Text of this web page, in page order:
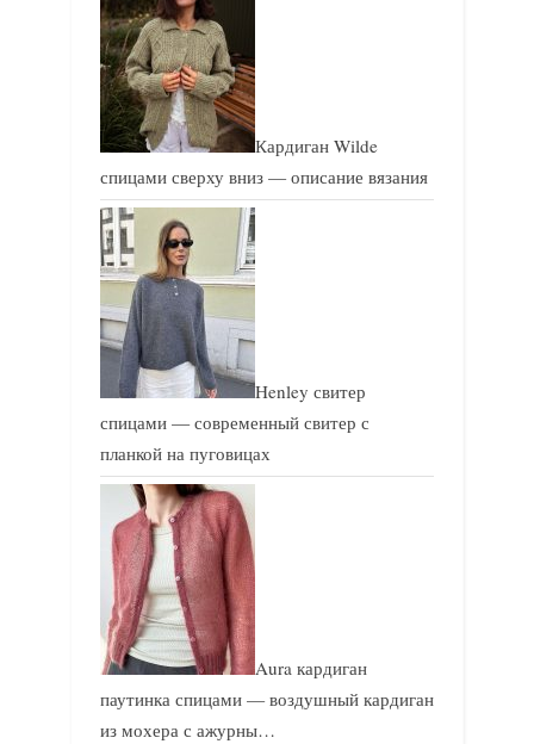
Кардиган Wilde
спицами сверху вниз — описание вязания
Henley свитер
спицами — современный свитер с
планкой на пуговицах
Aura кардиган
паутинка спицами — воздушный кардиган
из мохера с ажурны…